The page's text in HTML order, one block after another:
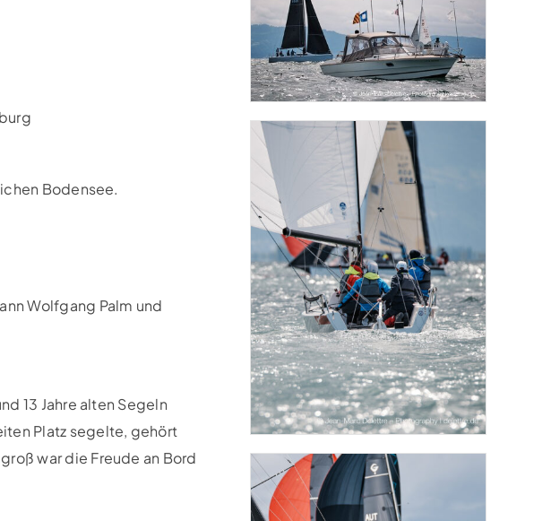
Bodensee.
Wolfgang Palm und
13 Jahre alten Segeln
Platz segelte, gehört
war die Freude an Bord